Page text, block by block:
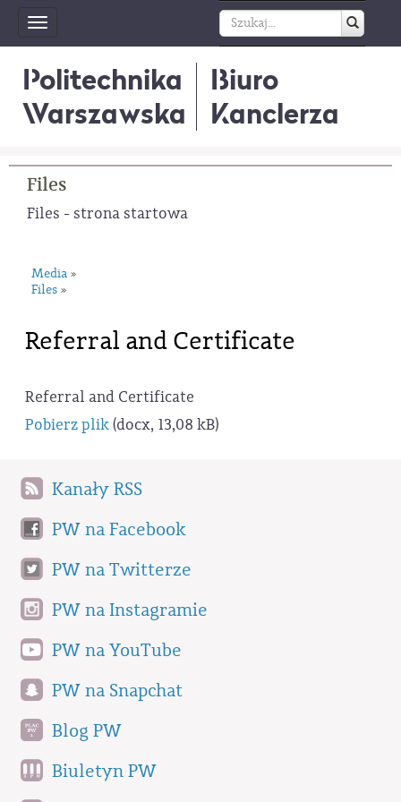
Toggle
navigation
Politechnika
Warszawska
Biuro
Kanclerza
Files
Files - strona startowa
Media »
Files »
Referral and Certificate
Referral and Certificate
Pobierz plik(docx, 13,08 kB)
Kanały RSS
PW na Facebook
PW na Twitterze
PW na Instagramie
PW na YouTube
PW na Snapchat
Blog PW
Biuletyn PW